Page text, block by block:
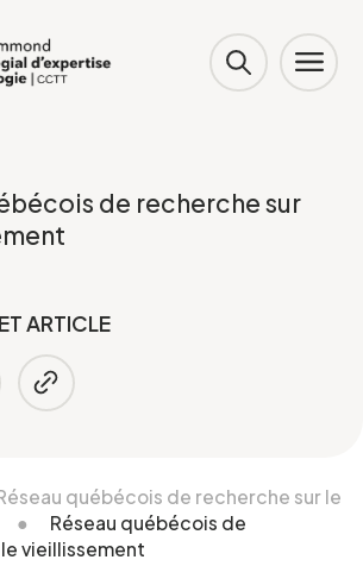
québécois de recherche sur le
●
Réseau québécois de
vieillissement
de recherche sur
ARTICLE